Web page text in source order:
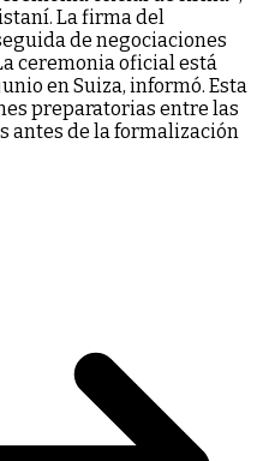
La firma del
de negociaciones
ceremonia oficial está
en Suiza, informó. Esta
preparatorias entre las
antes de la formalización